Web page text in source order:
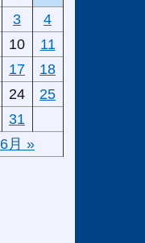
6月 »
3
4
10
11
17
18
24
25
31